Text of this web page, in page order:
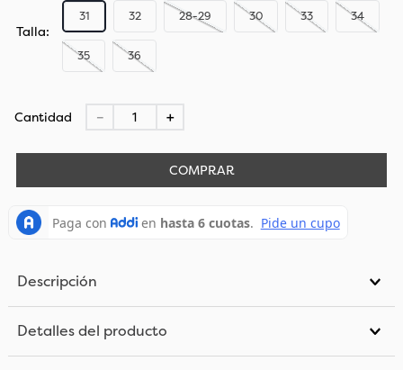
Talla
28-29 30
31 32 33 34
35 36
Cantidad ＋
－
COMPRAR
Descripción
Detalles del producto